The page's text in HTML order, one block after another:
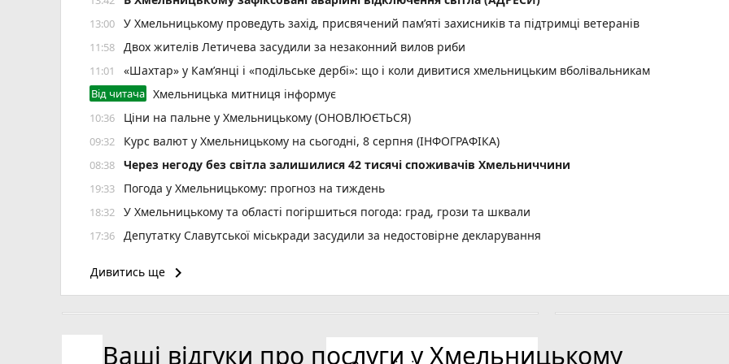
13:00 У Хмельницькому проведуть захід, присвячений пам’яті захисників та підтримці ветеранів
11:58 Двох жителів Летичева засудили за незаконний вилов риби
11:01 «Шахтар» у Камʼянці і «подільське дербі»: що і коли дивитися хмельницьким вболівальникам
Від читача Хмельницька митниця інформує
10:36 Ціни на пальне у Хмельницькому (ОНОВЛЮЄТЬСЯ)
09:32 Курс валют у Хмельницькому на сьогодні, 8 серпня (ІНФОГРАФІКА)
08:38 Через негоду без світла залишилися 42 тисячі споживачів Хмельниччини
19:33 Погода у Хмельницькому: прогноз на тиждень
18:32 У Хмельницькому та області погіршиться погода: град, грози та шквали
17:36 Депутатку Славутської міськради засудили за недостовірне декларування
15:44
«Далі буде»: український центр далекобійних дронів анонсував продовження ударів по цілях у РФ
14:57 Ректора ХНУ призначили на новий термін
Дивитись ще keyboard_arrow_right
Ваші відгуки про послуги у Хмельницькому